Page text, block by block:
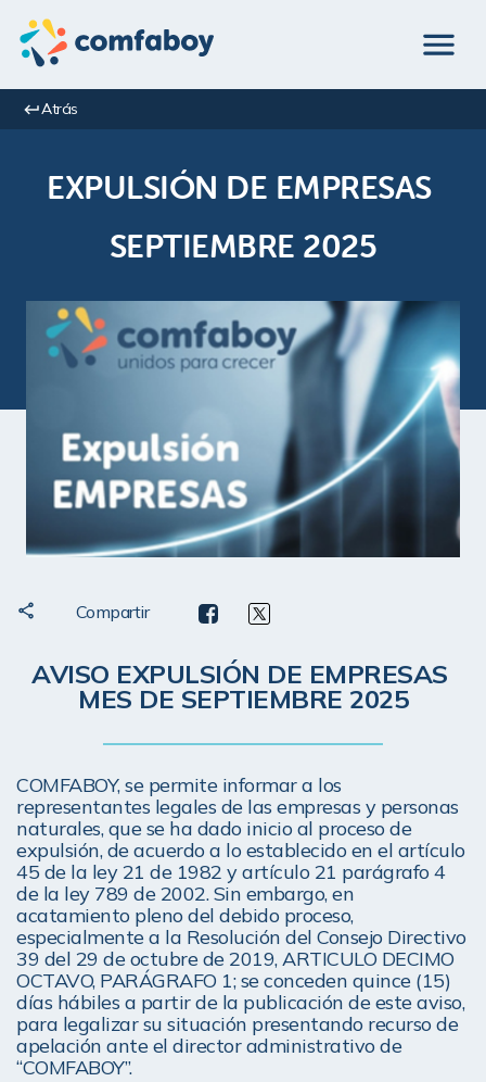
Atrás
EXPULSIÓN DE EMPRESAS
SEPTIEMBRE 2025
Compartir
AVISO EXPULSIÓN DE EMPRESAS
MES DE SEPTIEMBRE 2025
COMFABOY, se permite informar a los
representantes legales de las empresas y personas
naturales, que se ha dado inicio al proceso de
expulsión, de acuerdo a lo establecido en el artículo
45 de la ley 21 de 1982 y artículo 21 parágrafo 4
de la ley 789 de 2002. Sin embargo, en
acatamiento pleno del debido proceso,
especialmente a la Resolución del Consejo Directivo
39 del 29 de octubre de 2019, ARTICULO DECIMO
OCTAVO, PARÁGRAFO 1; se conceden quince (15)
días hábiles a partir de la publicación de este aviso,
para legalizar su situación presentando recurso de
apelación ante el director administrativo de
“COMFABOY”.